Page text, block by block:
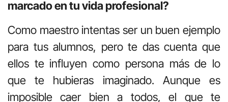
marcado en tu vida profesional?
Como maestro intentas ser un buen ejemplo
para tus alumnos, pero te das cuenta que
ellos te influyen como persona más de lo
que te hubieras imaginado. Aunque es
imposible caer bien a todos, el que te